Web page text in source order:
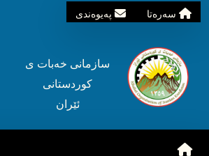
سه‌ره‌تا په‌یوه‌ندی
سازمانی خه‌بات ی
کوردستانی
ئێران